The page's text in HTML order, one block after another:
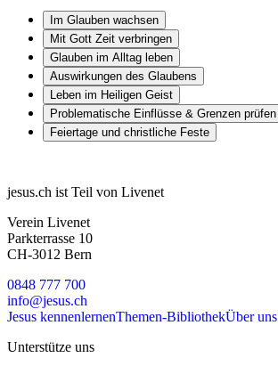
Im Glauben wachsen
Mit Gott Zeit verbringen
Glauben im Alltag leben
Auswirkungen des Glaubens
Leben im Heiligen Geist
Problematische Einflüsse & Grenzen prüfen
Feiertage und christliche Feste
jesus.ch ist Teil von Livenet
Verein Livenet
Parkterrasse 10
CH-3012 Bern
0848 777 700
info@jesus.ch
Jesus kennenlernenThemen-BibliothekÜber uns
Unterstütze uns